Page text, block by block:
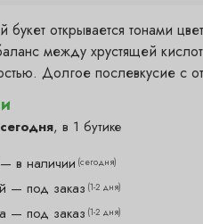
сегодня, в 1 бутике
— под заказ (1-2 дня)
в наличии (сегодня)
— под заказ (1-2 дня)
букет открывается тонами
между хрустящей
Долгое послевкусие с